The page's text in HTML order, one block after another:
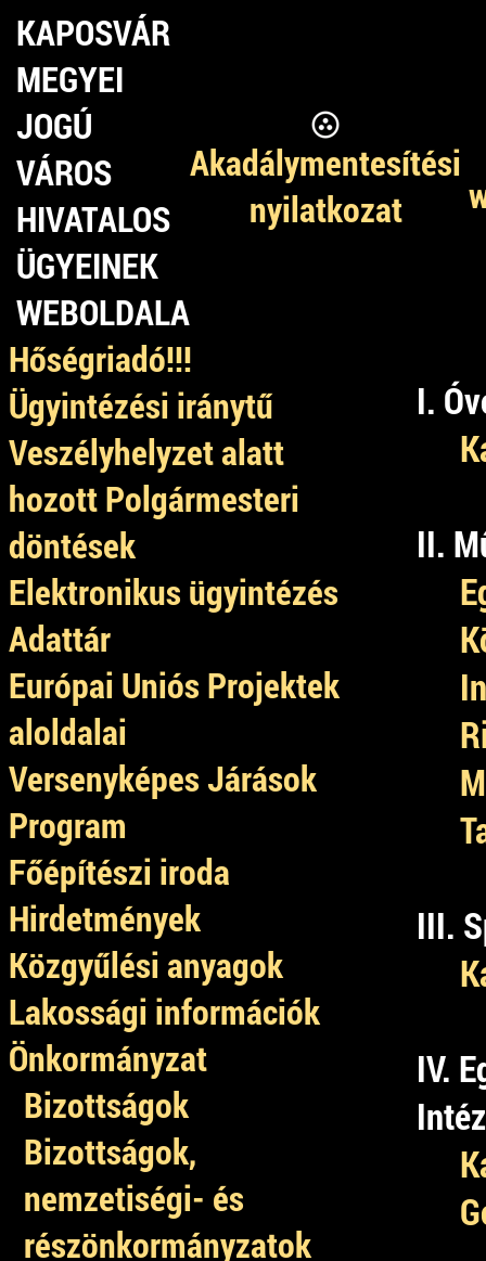
KAPOSVÁR
MEGYEI
JOGÚ
VÁROS
HIVATALOS
ÜGYEINEK
WEBOLDALA
Akadálymentesítési
nyilatkozat
Hőségriadó!!!
Ügyintézési iránytű
Veszélyhelyzet alatt
hozott Polgármesteri
döntések
Elektronikus ügyintézés
Adattár
Európai Uniós Projektek
aloldalai
Versenyképes Járások
Program
Főépítészi iroda
Hirdetmények
Közgyűlési anyagok
Lakossági információk
Önkormányzat
Bizottságok
Bizottságok,
nemzetiségi- és
részönkormányzatok
I.
II.
III.
IV.